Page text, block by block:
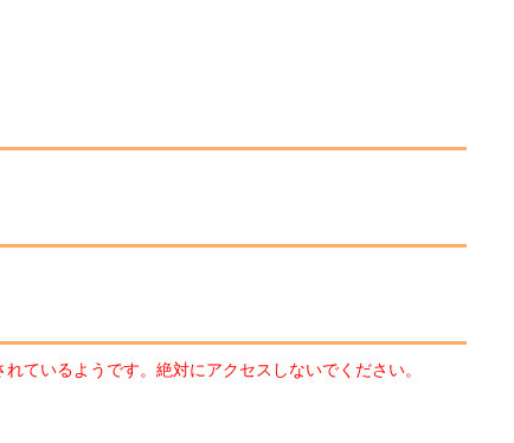
ているようです。絶対にアクセスしないでください。